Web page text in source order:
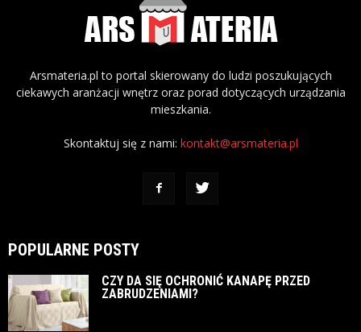
Arsmateria.pl to portal skierowany do ludzi poszukujących
ciekawych aranżacji wnętrz oraz porad dotyczących urządzania
mieszkania.
Skontaktuj się z nami: kontakt@arsmateria.pl
POPULARNE POSTY
CZY DA SIĘ OCHRONIĆ KANAPĘ PRZED
ZABRUDZENIAMI?